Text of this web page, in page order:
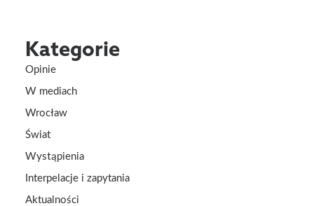
Kategorie
Opinie
W mediach
Wrocław
Świat
Wystąpienia
Interpelacje i zapytania
Aktualności